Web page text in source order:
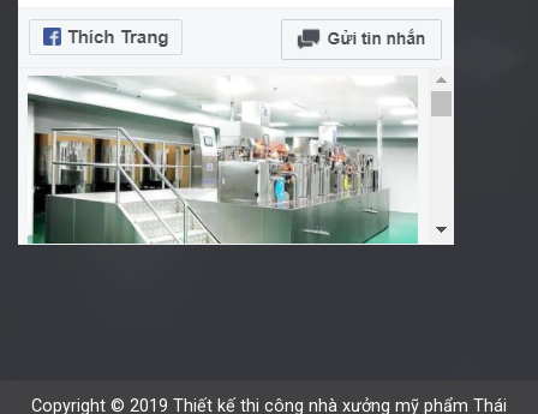
Copyright © 2019 Thiết kế thi công nhà xưởng mỹ phẩm Thái